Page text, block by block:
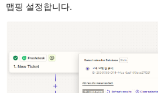
맵핑 설정합니다.